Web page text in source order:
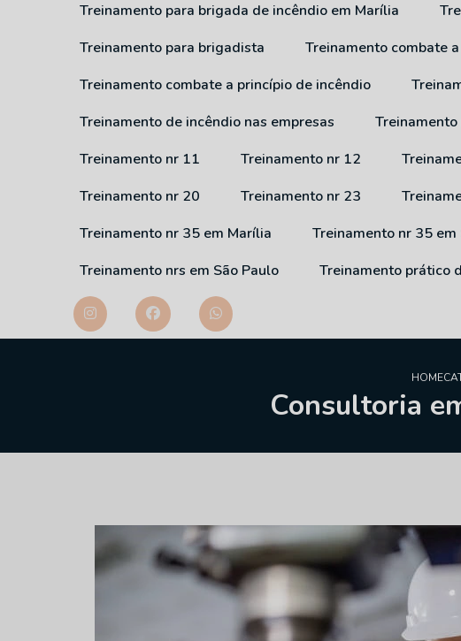
Treinamento para brigada de incêndio em Marília
Treinamento para brigadista
Treinamento combate
Treinamento combate a princípio de incêndio
Treinamento de incêndio nas empresas
Treinamento nr 11
Treinamento nr 12
Treinamento nr 20
Treinamento nr 23
Treinamento nr 35 em Marília
Treinamento nr 35
Treinamento nrs em São Paulo
Treinamento prático
HOME
Consultoria